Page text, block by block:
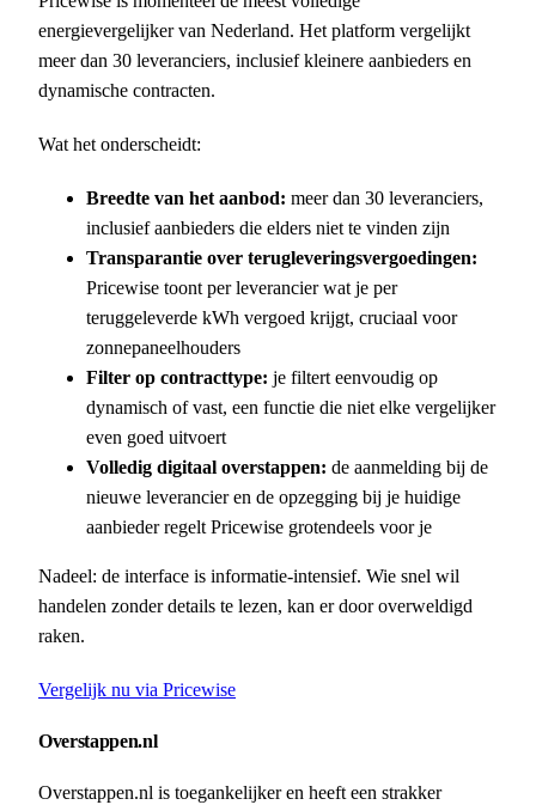
energievergelijker van Nederland. Het platform vergelijkt
meer dan 30 leveranciers, inclusief kleinere aanbieders en
dynamische contracten.
Wat het onderscheidt:
Breedte van het aanbod: meer dan 30 leveranciers,
inclusief aanbieders die elders niet te vinden zijn
Transparantie over terugleveringsvergoedingen:
Pricewise toont per leverancier wat je per
teruggeleverde kWh vergoed krijgt, cruciaal voor
zonnepaneelhouders
Filter op contracttype: je filtert eenvoudig op
dynamisch of vast, een functie die niet elke vergelijker
even goed uitvoert
Volledig digitaal overstappen: de aanmelding bij de
nieuwe leverancier en de opzegging bij je huidige
aanbieder regelt Pricewise grotendeels voor je
Nadeel: de interface is informatie-intensief. Wie snel wil
handelen zonder details te lezen, kan er door overweldigd
raken.
Vergelijk nu via Pricewise
Overstappen.nl
Overstappen.nl is toegankelijker en heeft een strakker